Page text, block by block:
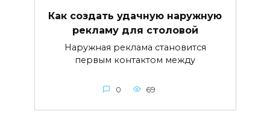
Как создать удачную наружную
рекламу для столовой
Наружная реклама становится
первым контактом между
0 69